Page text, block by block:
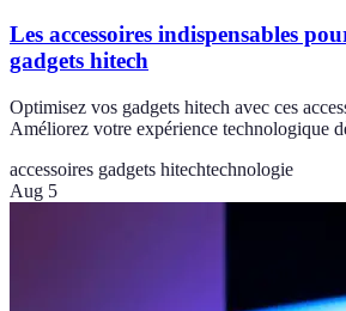
Les accessoires indispensables
gadgets hitech
Optimisez vos gadgets hitech avec ces
Améliorez votre expérience technologique
accessoires gadgets hitechtechnologie
Aug 5